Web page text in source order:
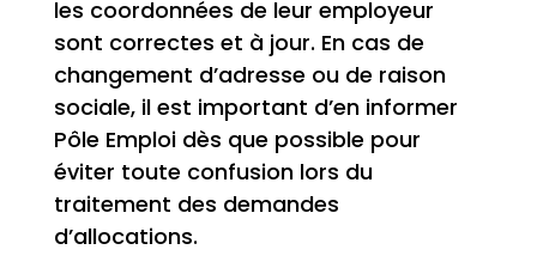
les coordonnées de leur employeur
sont correctes et à jour. En cas de
changement d’adresse ou de raison
sociale, il est important d’en informer
Pôle Emploi dès que possible pour
éviter toute confusion lors du
traitement des demandes
d’allocations.